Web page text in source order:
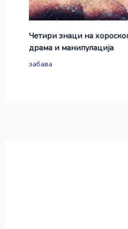
Четири знаци на
драма и манипулација
забава